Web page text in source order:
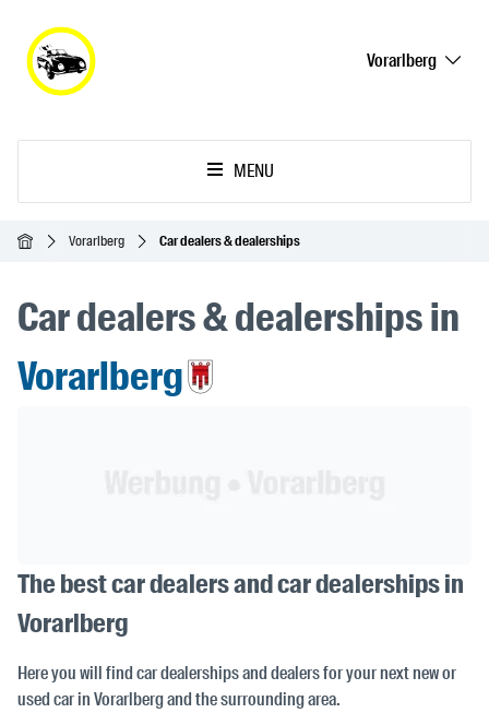
Vorarlberg
MENU
HomepageVorarlberg Car dealers & dealerships
Car dealers & dealerships in
Vorarlberg
The best car dealers and car dealerships in
Vorarlberg
Here you will find car dealerships and dealers for your next new or
used car in Vorarlberg and the surrounding area.